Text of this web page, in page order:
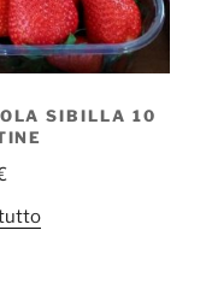
SIBILLA 10